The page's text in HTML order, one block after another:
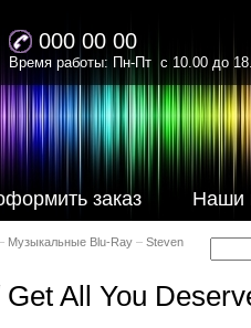
000 00 00
Время работы: Пн-Пт с 10.00 до
заказ Наши
Музыкальные Blu-Ray – Steven
All You